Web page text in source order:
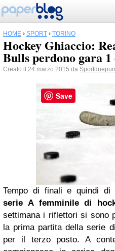
HOME › SPORT › TORINO
Hockey Ghiaccio:
Bulls perdono gara
Creato il 24 marzo 2015 da
Tempo di finali e quindi di
serie A femminile di
settimana i riflettori si sono
la prima partita della serie
per il terzo posto. A
Save